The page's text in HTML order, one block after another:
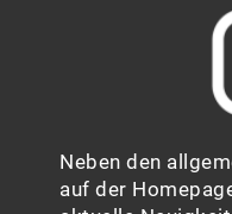
Neben den
auf der